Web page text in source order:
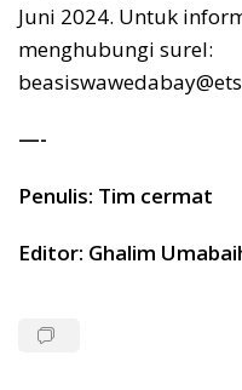
Juni 2024. Untuk
menghubungi surel:
—-
Penulis: Tim cermat
Editor: Ghalim